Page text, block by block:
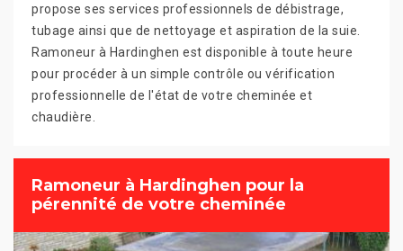
propose ses services professionnels de débistrage,
tubage ainsi que de nettoyage et aspiration de la suie.
Ramoneur à Hardinghen est disponible à toute heure
pour procéder à un simple contrôle ou vérification
professionnelle de l'état de votre cheminée et
chaudière.
Ramoneur à Hardinghen pour la
pérennité de votre cheminée